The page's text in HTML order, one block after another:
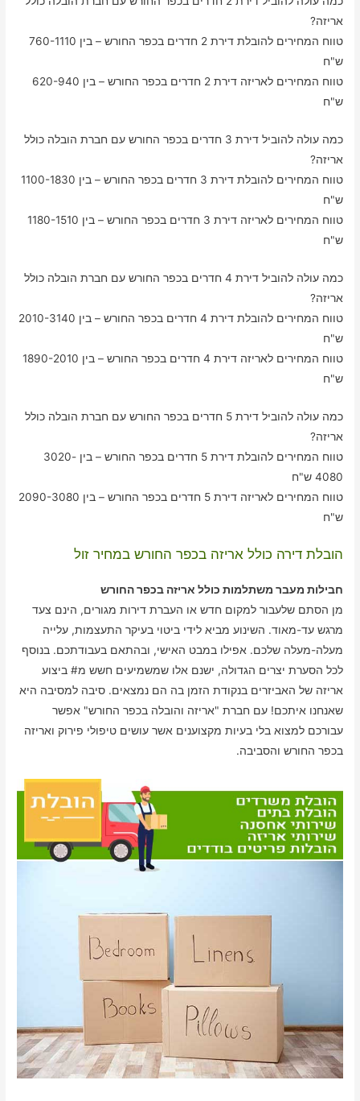
אריזה?
טווח המחירים להובלת דירת 2 חדרים בכפר החורש – בין 760-1110
ש"ח
טווח המחירים לאריזה דירת 2 חדרים בכפר החורש – בין 620-940
ש"ח
כמה עולה להוביל דירת 3 חדרים בכפר החורש עם חברת הובלה כולל
אריזה?
טווח המחירים להובלת דירת 3 חדרים בכפר החורש – בין 1100-1830
ש"ח
טווח המחירים לאריזה דירת 3 חדרים בכפר החורש – בין 1180-1510
ש"ח
כמה עולה להוביל דירת 4 חדרים בכפר החורש עם חברת הובלה כולל
אריזה?
טווח המחירים להובלת דירת 4 חדרים בכפר החורש – בין 2010-3140
ש"ח
טווח המחירים לאריזה דירת 4 חדרים בכפר החורש – בין 1890-2010
ש"ח
כמה עולה להוביל דירת 5 חדרים בכפר החורש עם חברת הובלה כולל
אריזה?
טווח המחירים להובלת דירת 5 חדרים בכפר החורש – בין 3020-
4080 ש"ח
טווח המחירים לאריזה דירת 5 חדרים בכפר החורש – בין 2090-3080
ש"ח
הובלת דירה כולל אריזה בכפר החורש במחיר זול
חבילות מעבר משתלמות כולל אריזה בכפר החורש
מן הסתם שלעבור למקום חדש או העברת דירות מגורים, הינם צעד
מרגש עד-מאוד. השינוע מביא לידי ביטוי בעיקר התעצמות, עלייה
מעלה-מעלה שלכם. אפילו במבט האישי, ובהתאם בעבודתכם. בנוסף
לכל הסערת יצרים הגדולה, ישנם אלו שמשמיעים חשש מ# ביצוע
אריזה של האביזרים בנקודת הזמן בה הם נמצאים. סיבה למסיבה היא
שאנחנו איתכם! עם חברת "אריזה והובלה בכפר החורש" אפשר
עבורכם למצוא בלי בעיות מקצוענים אשר עושים טיפולי פירוק ואריזה
בכפר החורש והסביבה.